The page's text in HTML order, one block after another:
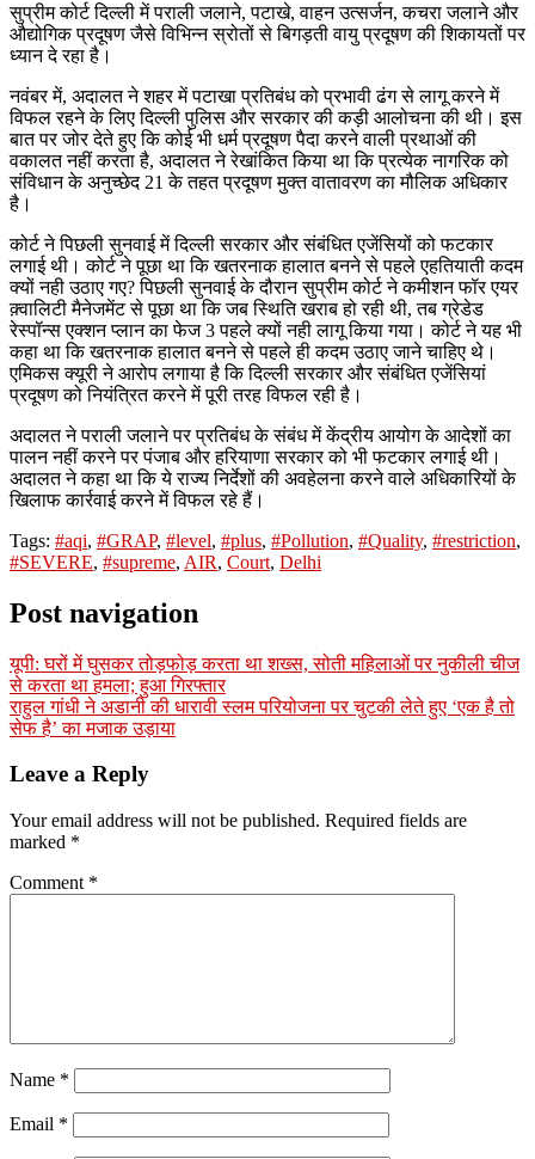
सुप्रीम कोर्ट दिल्ली में पराली जलाने, पटाखे, वाहन उत्सर्जन, कचरा जलाने और
औद्योगिक प्रदूषण जैसे विभिन्न स्रोतों से बिगड़ती वायु प्रदूषण की शिकायतों पर
ध्यान दे रहा है।
नवंबर में, अदालत ने शहर में पटाखा प्रतिबंध को प्रभावी ढंग से लागू करने में
विफल रहने के लिए दिल्ली पुलिस और सरकार की कड़ी आलोचना की थी। इस
बात पर जोर देते हुए कि कोई भी धर्म प्रदूषण पैदा करने वाली प्रथाओं की
वकालत नहीं करता है, अदालत ने रेखांकित किया था कि प्रत्येक नागरिक को
संविधान के अनुच्छेद 21 के तहत प्रदूषण मुक्त वातावरण का मौलिक अधिकार
है।
कोर्ट ने पिछली सुनवाई में दिल्ली सरकार और संबंधित एजेंसियों को फटकार
लगाई थी। कोर्ट ने पूछा था कि खतरनाक हालात बनने से पहले एहतियाती कदम
क्यों नही उठाए गए? पिछली सुनवाई के दौरान सुप्रीम कोर्ट ने कमीशन फॉर एयर
क़्वालिटी मैनेजमेंट से पूछा था कि जब स्थिति खराब हो रही थी, तब ग्रेडेड
रेस्पॉन्स एक्शन प्लान का फेज 3 पहले क्यों नही लागू किया गया। कोर्ट ने यह भी
कहा था कि खतरनाक हालात बनने से पहले ही कदम उठाए जाने चाहिए थे।
एमिकस क्यूरी ने आरोप लगाया है कि दिल्ली सरकार और संबंधित एजेंसियां
प्रदूषण को नियंत्रित करने में पूरी तरह विफल रही है।
अदालत ने पराली जलाने पर प्रतिबंध के संबंध में केंद्रीय आयोग के आदेशों का
पालन नहीं करने पर पंजाब और हरियाणा सरकार को भी फटकार लगाई थी।
अदालत ने कहा था कि ये राज्य निर्देशों की अवहेलना करने वाले अधिकारियों के
खिलाफ कार्रवाई करने में विफल रहे हैं।
Tags: #aqi, #GRAP, #level, #plus, #Pollution, #Quality, #restriction,
#SEVERE, #supreme, AIR, Court, Delhi
Post navigation
यूपी: घरों में घुसकर तोड़फोड़ करता था शख्स, सोती महिलाओं पर नुकीली चीज
से करता था हमला; हुआ गिरफ्तार
राहुल गांधी ने अडानी की धारावी स्लम परियोजना पर चुटकी लेते हुए ‘एक है तो
सेफ है’ का मजाक उड़ाया
Leave a Reply
Your email address will not be published. Required fields are
marked *
Comment *
Name *
Email *